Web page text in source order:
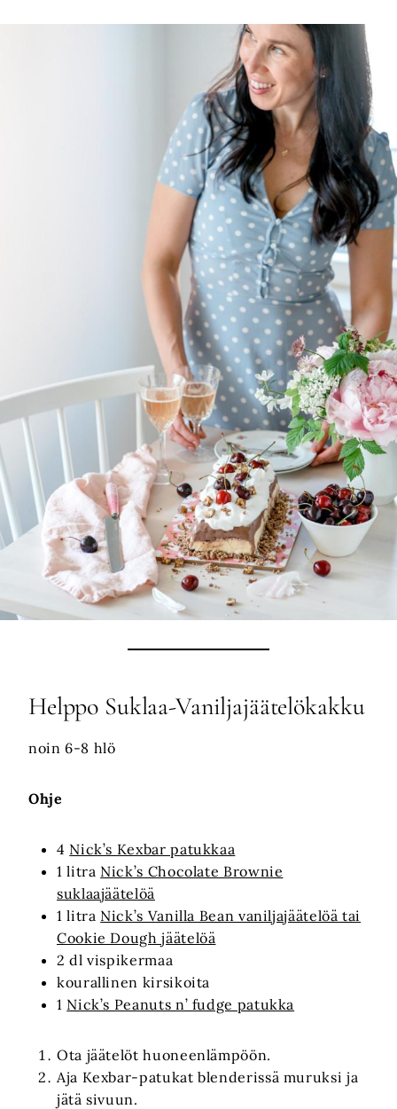
Helppo Suklaa-Vaniljajäätelökakku
noin 6-8 hlö
Ohje
4 Nick’s Kexbar patukkaa
1 litra Nick’s Chocolate Brownie
suklaajäätelöä
1 litra Nick’s Vanilla Bean vaniljajäätelöä tai
Cookie Dough jäätelöä
2 dl vispikermaa
kourallinen kirsikoita
1 Nick’s Peanuts n’ fudge patukka
Ota jäätelöt huoneenlämpöön.
Aja Kexbar-patukat blenderissä muruksi ja
jätä sivuun.